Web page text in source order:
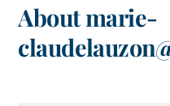
Aboutmarie-